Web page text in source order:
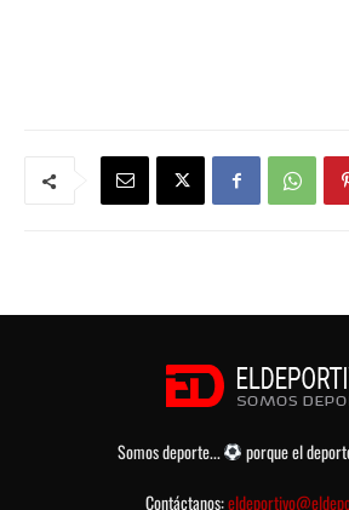
Somos deporte...
porque el
Contáctanos: